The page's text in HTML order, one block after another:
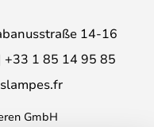
14-16
+33 1 85 14 95 85
GmbH